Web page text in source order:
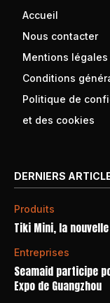
Accueil
Nous contacter
Mentions légales
Conditions
Politique de
et des cookies
DERNIERS
Produits
Tiki Mini, la
Entreprises
Seamaid participe
Expo de Guangzhou